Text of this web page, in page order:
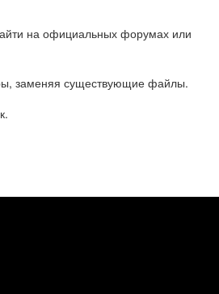
на официальных форумах или
заменяя существующие файлы.